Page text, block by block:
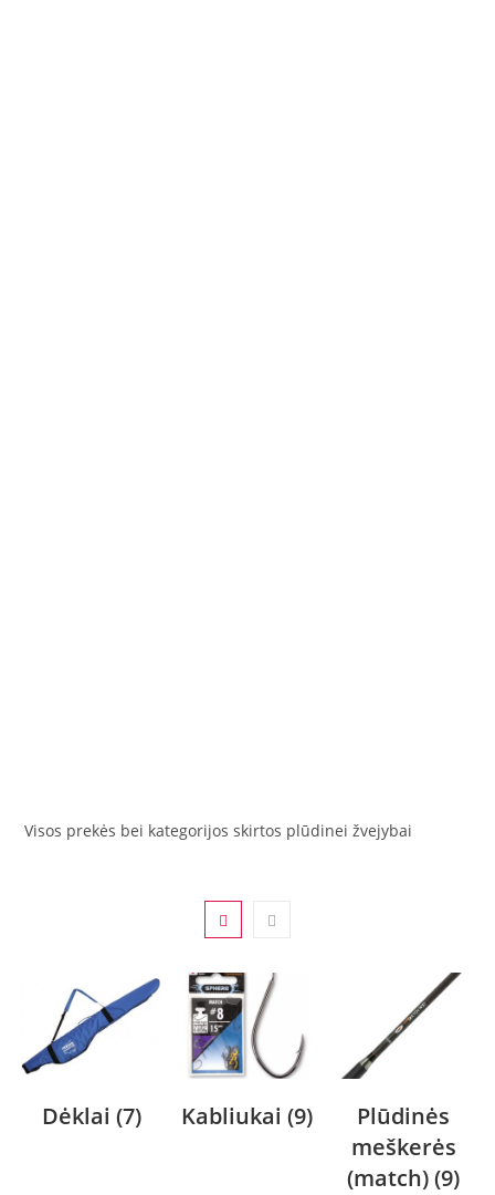
Visos prekės bei kategorijos skirtos plūdinei žvejybai
Dėklai (7) Kabliukai(9)
Plūdinės
meškerės
(match)(9)